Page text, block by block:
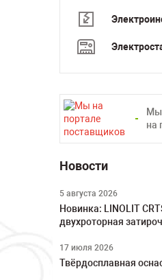
Мы
на
Новости
5 августа 2026
Новинка: LINOLIT
двухроторная
17 июля 2026
Твёрдосплавная